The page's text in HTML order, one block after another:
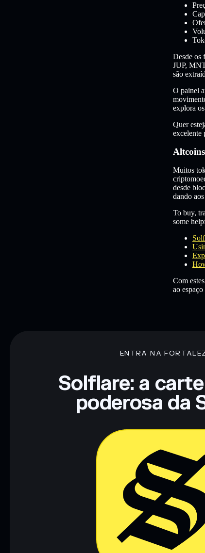
Desde os
JUP,
são
O painel
explora
Quer
excelente
Muitos
desde
dando
To buy,
some
Com
ao
ENTRA NA
Solflare: a
poderosa da